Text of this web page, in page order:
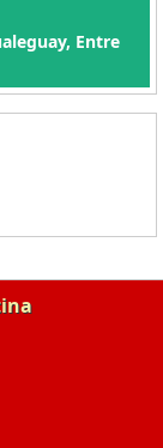
Entre